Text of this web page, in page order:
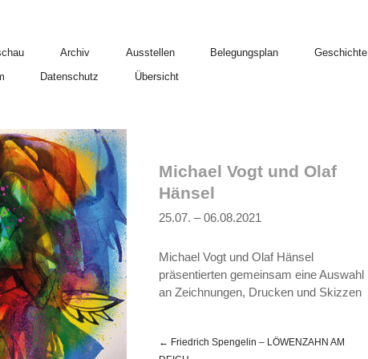
Archiv Ausstellen Belegungsplan
Geschichte
Datenschutz Übersicht
Michael Vogt und Olaf
Hänsel
25.07. – 06.08.2021
Michael Vogt und Olaf Hänsel
präsentierten gemeinsam eine Auswahl
an Zeichnungen, Drucken und Skizzen
← Friedrich Spengelin – LÖWENZAHN AM